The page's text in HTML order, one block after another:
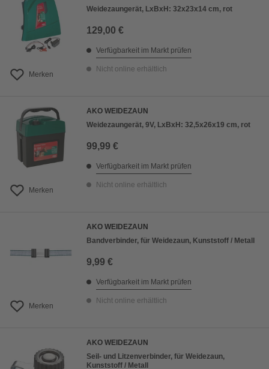
Merken
Weidezaungerät, LxBxH: 32x23x14 cm, rot
129,00 €
Verfügbarkeit im Markt prüfen
Nicht online erhältlich
Merken
AKO WEIDEZAUN
Weidezaungerät, 9V, LxBxH: 32,5x26x19 cm, rot
99,99 €
Verfügbarkeit im Markt prüfen
Nicht online erhältlich
Merken
AKO WEIDEZAUN
Bandverbinder, für Weidezaun, Kunststoff / Metall
9,99 €
Verfügbarkeit im Markt prüfen
Nicht online erhältlich
AKO WEIDEZAUN
Seil- und Litzenverbinder, für Weidezaun,
Kunststoff / Metall